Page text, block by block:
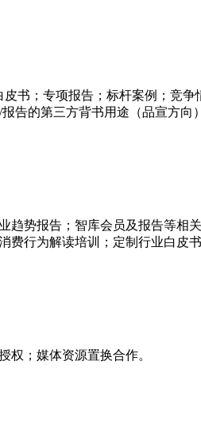
书；专项报告；标杆案例；竞
告的第三方背书用途（品宣方向）
趋势报告；智库会员及报告等相
费行为解读培训；定制行业白皮
权；媒体资源置换合作。